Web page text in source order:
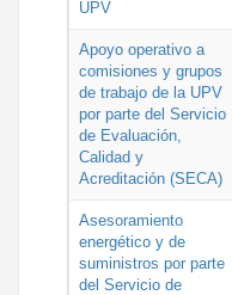
UPV
Apoyo operativo a
comisiones y grupos
de trabajo de la UPV
por parte del Servicio
de Evaluación,
Calidad y
Acreditación (SECA)
Asesoramiento
energético y de
suministros por parte
del Servicio de